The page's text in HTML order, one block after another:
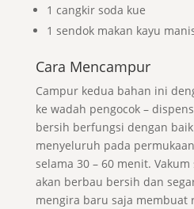
1 cangkir soda kue
1 sendok makan kayu
Cara Mencampur
Campur kedua bahan ini
ke wadah pengocok –
bersih berfungsi dengan
menyeluruh pada
selama 30 – 60 menit.
akan berbau bersih dan
mengira baru saja membuat